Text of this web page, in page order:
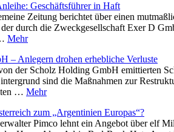
Geschäftsführer in Haft
Zeitung berichtet über einen
durch die Zweckgesellschaft Exer D
Mehr
– Anlegern drohen erhebliche Verluste
der Scholz Holding GmbH emittierten
sind die Maßnahmen zur
… Mehr
zum „Argentinien Europas“?
Pimco lehnt ein Angebot über elf